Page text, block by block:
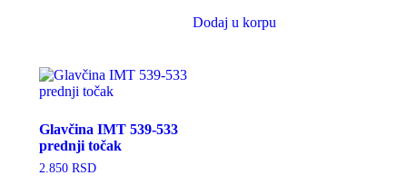
Dodaj u korpu
Glavčina IMT 539-533
prednji točak
2.850 RSD